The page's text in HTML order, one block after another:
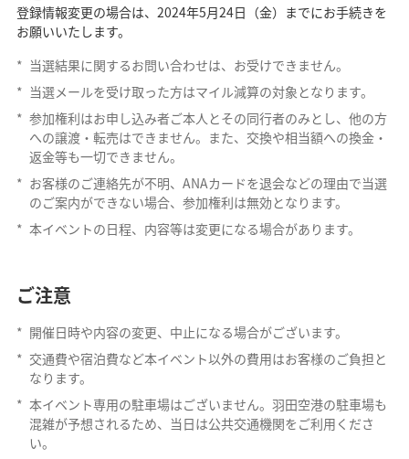
登録情報変更の場合は、2024年5月24日（金）までにお手続きを
お願いいたします。
* 当選結果に関するお問い合わせは、お受けできません。
* 当選メールを受け取った方はマイル減算の対象となります。
* 参加権利はお申し込み者ご本人とその同行者のみとし、他の方
への譲渡・転売はできません。また、交換や相当額への換金・
返金等も一切できません。
* お客様のご連絡先が不明、ANAカードを退会などの理由で当選
のご案内ができない場合、参加権利は無効となります。
* 本イベントの日程、内容等は変更になる場合があります。
ご注意
* 開催日時や内容の変更、中止になる場合がございます。
* 交通費や宿泊費など本イベント以外の費用はお客様のご負担と
なります。
* 本イベント専用の駐車場はございません。羽田空港の駐車場も
混雑が予想されるため、当日は公共交通機関をご利用くださ
い。